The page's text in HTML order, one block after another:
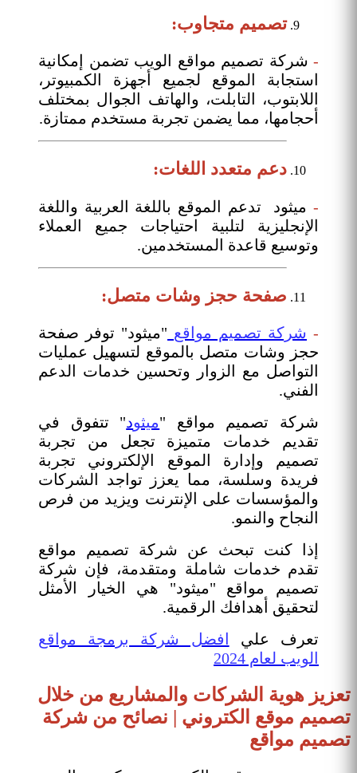
تصميم متجاوب:
- شركة تصميم مواقع الويب تضمن إمكانية
استجابة الموقع لجميع أجهزة الكمبيوتر،
اللابتوب، التابلت، والهاتف الجوال بمختلف
أحجامها، مما يضمن تجربة مستخدم ممتازة.
دعم متعدد اللغات:
- ميثود تدعم الموقع باللغة العربية واللغة
الإنجليزية لتلبية احتياجات جميع العملاء
وتوسيع قاعدة المستخدمين.
صفحة حجز وشات متصل:
- شركة تصميم مواقع "ميثود" توفر صفحة
حجز وشات متصل بالموقع لتسهيل عمليات
التواصل مع الزوار وتحسين خدمات الدعم
الفني.
شركة تصميم مواقع "ميثود" تتفوق في
تقديم خدمات متميزة تجعل من تجربة
تصميم وإدارة الموقع الإلكتروني تجربة
فريدة وسلسة، مما يعزز تواجد الشركات
والمؤسسات على الإنترنت ويزيد من فرص
النجاح والنمو.
إذا كنت تبحث عن شركة تصميم مواقع
تقدم خدمات شاملة ومتقدمة، فإن شركة
تصميم مواقع "ميثود" هي الخيار الأمثل
لتحقيق أهدافك الرقمية.
تعرف علي
افضل شركة برمجة مواقع
الويب لعام 2024
تعزيز هوية الشركات والمشاريع من خلال
تصميم موقع الكتروني | نصائح من شركة
تصميم مواقع